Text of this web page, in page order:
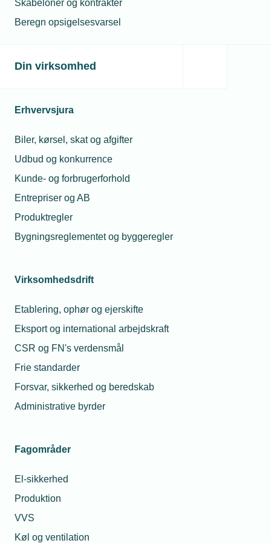
Skabeloner og kontrakter
Beregn opsigelsesvarsel
Din virksomhed
Erhvervsjura
Biler, kørsel, skat og afgifter
Udbud og konkurrence
Kunde- og forbrugerforhold
Entrepriser og AB
Produktregler
Bygningsreglementet og byggeregler
Virksomhedsdrift
Etablering, ophør og ejerskifte
Eksport og international arbejdskraft
CSR og FN's verdensmål
Frie standarder
Forsvar, sikkerhed og beredskab
Administrative byrder
Fagområder
El-sikkerhed
Produktion
VVS
Køl og ventilation
12. mar. 2020
To beslagsmede gik i isolation
15. apr. 2020
Relaterede nyheder
To beslagsmede gik i isolation
symptomer på Covid19. Men ingen af dem er testet postive